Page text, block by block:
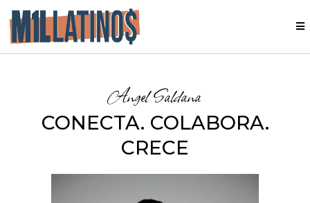
Angel Saldana
CONECTA. COLABORA.
CRECE